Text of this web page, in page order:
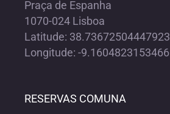
Praça de Espanha
1070-024 Lisboa
Latitude: 38.73672504447923
Longitude: -9.1604823153466
RESERVAS COMUNA